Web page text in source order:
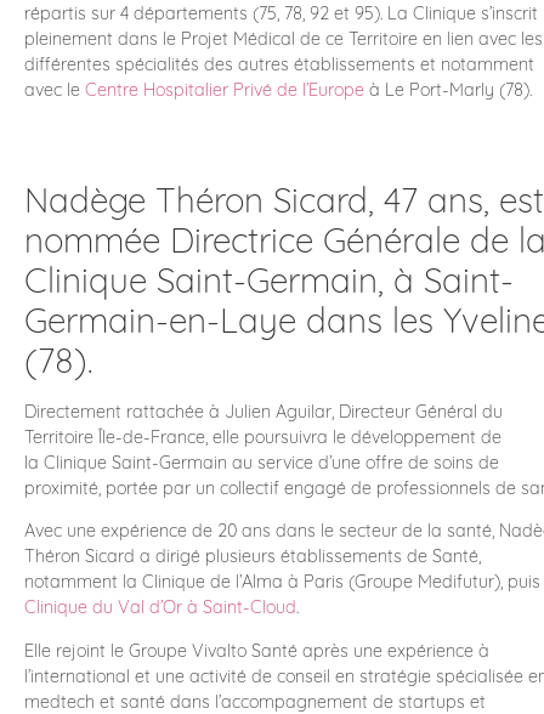
répartis sur 4 départements (75, 78, 92 et 95). La Clinique s’inscrit
pleinement dans le Projet Médical de ce Territoire en lien avec les
différentes spécialités des autres établissements et notamment
avec le Centre Hospitalier Privé de l’Europe à Le Port-Marly (78).
Nadège Théron Sicard, 47 ans, est
nommée Directrice Générale de
Clinique Saint-Germain, à Saint-
Germain-en-Laye dans les
(78).
Directement rattachée à Julien Aguilar, Directeur Général du
Territoire Île-de-France, elle poursuivra le développement de
la Clinique Saint-Germain au service d’une offre de soins de
proximité, portée par un collectif engagé de professionnels de
Avec une expérience de 20 ans dans le secteur de la santé,
Théron Sicard a dirigé plusieurs établissements de Santé,
notamment la Clinique de l’Alma à Paris (Groupe Medifutur),
Clinique du Val d’Or à Saint-Cloud.
Elle rejoint le Groupe Vivalto Santé après une expérience à
l’international et une activité de conseil en stratégie spécialisée
medtech et santé dans l’accompagnement de startups et